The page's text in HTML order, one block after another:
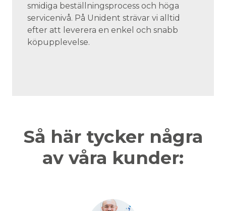
smidiga beställningsprocess och höga
servicenivå. På Unident strävar vi alltid
efter att leverera en enkel och snabb
köpupplevelse.
Så här tycker några
av våra kunder: